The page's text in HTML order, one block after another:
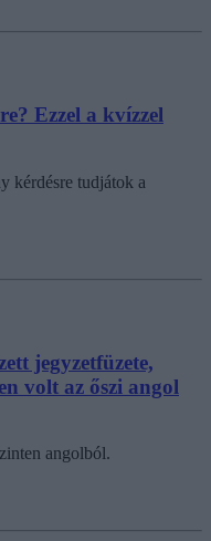
Ezzel a kvízzel
kérdésre tudjátok a
jegyzetfüzete,
volt az őszi angol
angolból.